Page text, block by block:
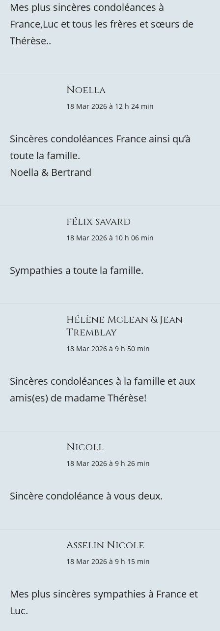
Mes plus sincères condoléances à
France,Luc et tous les frères et sœurs de
Thérèse..
Noella
18 Mar 2026 à 12 h 24 min
Sincères condoléances France ainsi qu’à
toute la famille.
Noella & Bertrand
félix savard
18 Mar 2026 à 10 h 06 min
Sympathies a toute la famille.
Hélène McLean & Jean
Tremblay
18 Mar 2026 à 9 h 50 min
Sincères condoléances à la famille et aux
amis(es) de madame Thérèse!
Nicoll
18 Mar 2026 à 9 h 26 min
Sincère condoléance à vous deux.
Asselin Nicole
18 Mar 2026 à 9 h 15 min
Mes plus sincères sympathies à France et
Luc.